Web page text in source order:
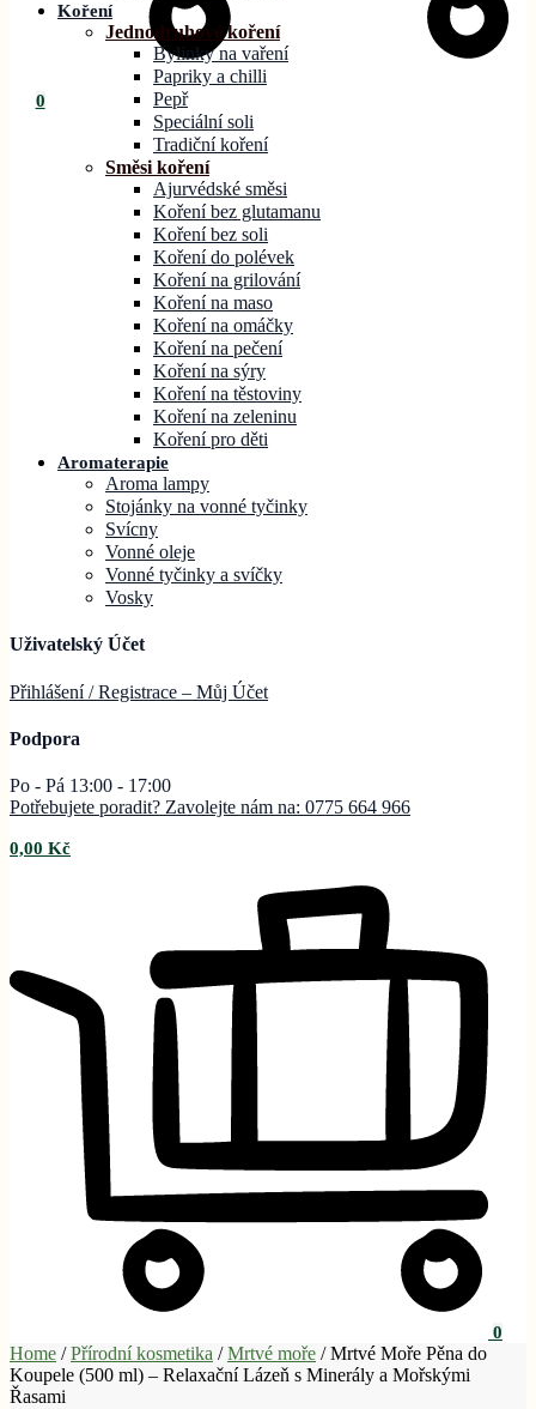
0
Koření
Jednodruhové koření
Bylinky na vaření
Papriky a chilli
Pepř
Speciální soli
Tradiční koření
Směsi koření
Ajurvédské směsi
Koření bez glutamanu
Koření bez soli
Koření do polévek
Koření na grilování
Koření na maso
Koření na omáčky
Koření na pečení
Koření na sýry
Koření na těstoviny
Koření na zeleninu
Koření pro děti
Aromaterapie
Aroma lampy
Stojánky na vonné tyčinky
Svícny
Vonné oleje
Vonné tyčinky a svíčky
Vosky
Uživatelský Účet
Přihlášení / Registrace – Můj Účet
Podpora
Po - Pá 13:00 - 17:00
Potřebujete poradit? Zavolejte nám na: 0775 664 966
0,00 Kč
0
Home /Přírodní kosmetika /Mrtvé moře /Mrtvé Moře Pěna do
Koupele (500 ml) – Relaxační Lázeň s Minerály a Mořskými
Řasami